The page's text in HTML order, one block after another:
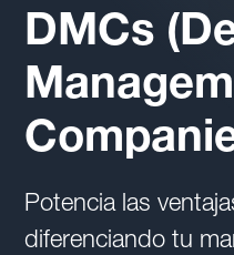
DMCs
Potencia las
diferenciando tu